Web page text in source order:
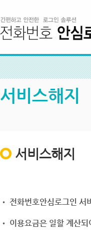
서비스해지
서비스해지
• 전화번호안심로그인 서
• 이용요금은 일할 계산